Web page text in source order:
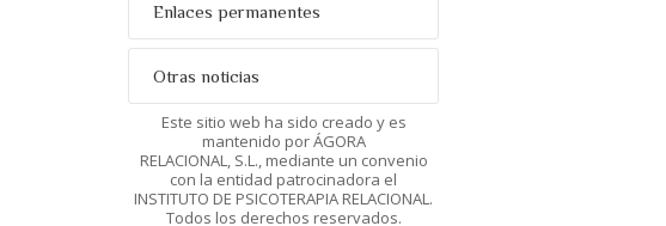
Enlaces permanentes
Otras noticias
Este sitio web ha sido creado y es
mantenido por ÁGORA
RELACIONAL, S.L., mediante un convenio
con la entidad patrocinadora el
INSTITUTO DE PSICOTERAPIA RELACIONAL.
Todos los derechos reservados.